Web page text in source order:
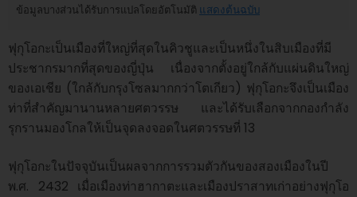
ข้อมูลบางส่วนได้รับการแปลโดยอัตโนมัติ แสดงต้นฉบับ
ฟุกุโอกะเป็นเมืองที่ใหญ่ที่สุดในคิวชูและเป็นหนึ่งในสิบเมืองที่มี
ประชากรมากที่สุดของญี่ปุ่น เนื่องจากตั้งอยู่ใกล้กับแผ่นดินใหญ่
ของเอเชีย (ใกล้กับกรุงโซลมากกว่าโตเกียว) ฟุกุโอกะจึงเป็นเมือง
ท่าที่สำคัญมานานหลายศตวรรษ และได้รับเลือกจากกองกำลัง
รุกรานมองโกลให้เป็นจุดลงจอดในศตวรรษที่ 13
ฟุกุโอกะในปัจจุบันเป็นผลจากการรวมตัวกันของสองเมืองในปี
พ.ศ. 2432 เมื่อเมืองท่าฮากาตะและเมืองปราสาทเก่าอย่างฟุกุโอ